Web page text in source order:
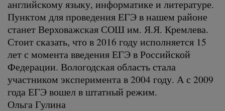
английскому языку, информатике и литературе.
Пунктом для проведения ЕГЭ в нашем районе
станет Верховажская СОШ им. Я.Я. Кремлева.
Стоит сказать, что в 2016 году исполняется 15
лет с момента введения ЕГЭ в Российской
Федерации. Вологодская область стала
участником эксперимента в 2004 году. А с 2009
года ЕГЭ вошел в штатный режим.
Ольга Гулина